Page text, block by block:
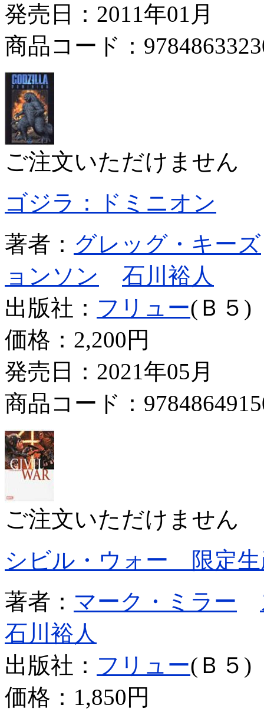
発売日：2011年01月
商品コード：
ご注文いただけません
ゴジラ：ドミニオン
著者： グレッグ・キーズ
ョンソン
石川裕人
出版社： フリュー(Ｂ５)
価格： 2,200円
発売日：2021年05月
商品コード：
ご注文いただけません
シビル・ウォー 限定生
著者： マーク・ミラー
石川裕人
出版社： フリュー(Ｂ５)
価格： 1,850円